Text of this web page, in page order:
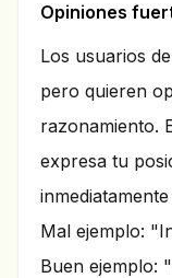
Opiniones
Los usuarios
pero quieren
razonamiento.
expresa tu
Mal ejemplo:
Buen ejemplo: